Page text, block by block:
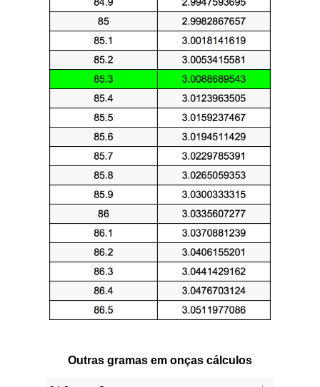
Outras gramas em onças cálculos